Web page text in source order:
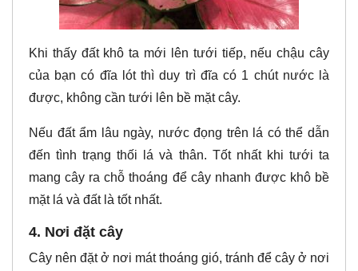
Khi thấy đất khô ta mới lên tưới tiếp, nếu chậu cây
của bạn có đĩa lót thì duy trì đĩa có 1 chút nước là
được, không cần tưới lên bề mặt cây.
Nếu đất ẩm lâu ngày, nước đọng trên lá có thể dẫn
đến tình trạng thối lá và thân. Tốt nhất khi tưới ta
mang cây ra chỗ thoáng để cây nhanh được khô bề
mặt lá và đất là tốt nhất.
4. Nơi đặt cây
Cây nên đặt ở nơi mát thoáng gió, tránh để cây ở nơi